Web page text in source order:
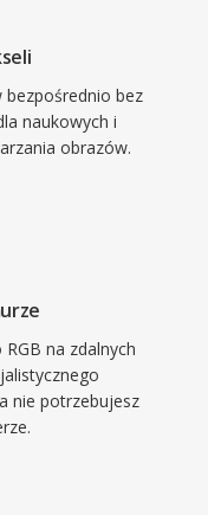
bezpośrednio bez
naukowych i
obrazów.
na zdalnych
nie potrzebujesz